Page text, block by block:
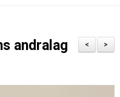
>
<
andralag